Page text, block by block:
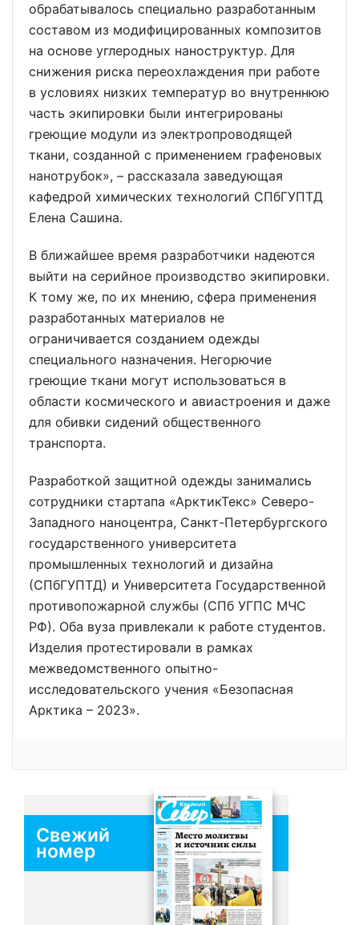
обрабатывалось специально разработанным
составом из модифицированных композитов
на основе углеродных наноструктур. Для
снижения риска переохлаждения при работе
в условиях низких температур во внутреннюю
часть экипировки были интегрированы
греющие модули из электропроводящей
ткани, созданной с применением графеновых
нанотрубок», – рассказала заведующая
кафедрой химических технологий СПбГУПТД
Елена Сашина.
В ближайшее время разработчики надеются
выйти на серийное производство экипировки.
К тому же, по их мнению, сфера применения
разработанных материалов не
ограничивается созданием одежды
специального назначения. Негорючие
греющие ткани могут использоваться в
области космического и авиастроения и даже
для обивки сидений общественного
транспорта.
Разработкой защитной одежды занимались
сотрудники стартапа «АрктикТекс» Северо-
Западного наноцентра, Санкт-Петербургского
государственного университета
промышленных технологий и дизайна
(СПбГУПТД) и Университета Государственной
противопожарной службы (СПб УГПС МЧС
РФ). Оба вуза привлекали к работе студентов.
Изделия протестировали в рамках
межведомственного опытно-
исследовательского учения «Безопасная
Арктика – 2023».
Свежий
номер